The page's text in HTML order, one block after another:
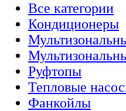
Все категории
Кондиционеры
Руфтопы
Тепловые
Фанкойлы